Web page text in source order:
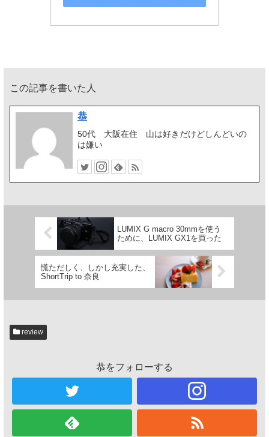
この記事を書いた人
恭
50代 大阪在住 山は好きだけどしんどいの
は嫌い
LUMIX G macro 30mmを使う
ために、LUMIX GX1を買った
慌ただしく、しかし充実した、
ShortTrip to 奈良
review
恭をフォローする